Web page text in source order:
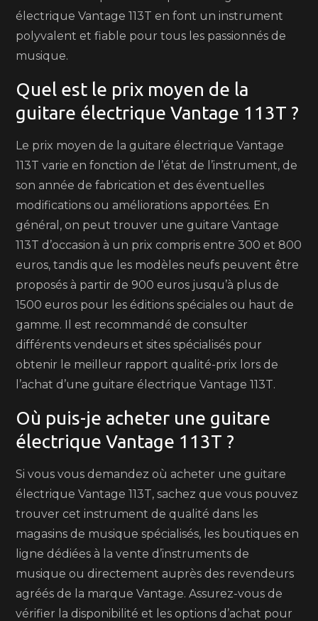
électrique Vantage 113T en font un instrument
polyvalent et fiable pour tous les passionnés de
musique.
Quel est le prix moyen de la
guitare électrique Vantage 113T ?
Le prix moyen de la guitare électrique Vantage
113T varie en fonction de l’état de l’instrument, de
son année de fabrication et des éventuelles
modifications ou améliorations apportées. En
général, on peut trouver une guitare Vantage
113T d’occasion à un prix compris entre 300 et 800
euros, tandis que les modèles neufs peuvent être
proposés à partir de 900 euros jusqu’à plus de
1500 euros pour les éditions spéciales ou haut de
gamme. Il est recommandé de consulter
différents vendeurs et sites spécialisés pour
obtenir le meilleur rapport qualité-prix lors de
l’achat d’une guitare électrique Vantage 113T.
Où puis-je acheter une guitare
électrique Vantage 113T ?
Si vous vous demandez où acheter une guitare
électrique Vantage 113T, sachez que vous pouvez
trouver cet instrument de qualité dans les
magasins de musique spécialisés, les boutiques en
ligne dédiées à la vente d’instruments de
musique ou directement auprès des revendeurs
agréés de la marque Vantage. Assurez-vous de
vérifier la disponibilité et les options d’achat pour